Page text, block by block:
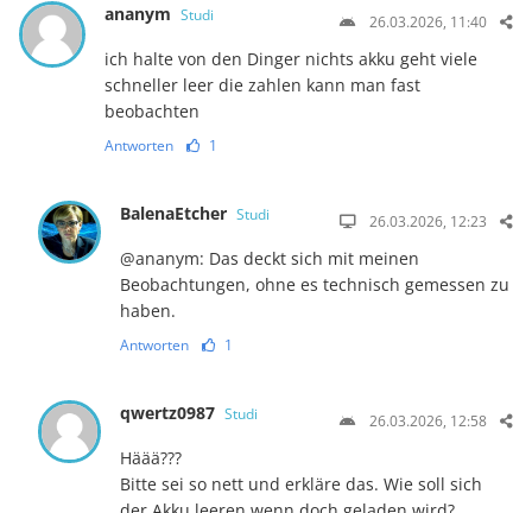
ananym Studi 26.03.2026, 11:40
ich halte von den Dinger nichts akku geht viele
schneller leer die zahlen kann man fast
beobachten
Antworten 1
BalenaEtcher Studi 26.03.2026, 12:23
@ananym: Das deckt sich mit meinen
Beobachtungen, ohne es technisch gemessen zu
haben.
Antworten 1
qwertz0987 Studi 26.03.2026, 12:58
Häää???
Bitte sei so nett und erkläre das. Wie soll sich